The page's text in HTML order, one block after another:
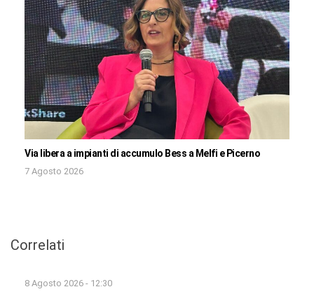
Via libera a impianti di accumulo Bess a Melfi e Picerno
7 Agosto 2026
Correlati
8 Agosto 2026 - 12:30